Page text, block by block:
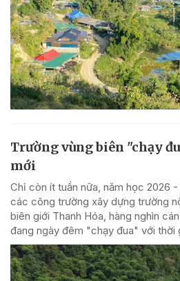
Trường vùng biên "chạy
mới
Chỉ còn ít tuần nữa, năm học 2026
các công trường xây dựng trường
biên giới Thanh Hóa, hàng nghìn
đang ngày đêm "chạy đua" với thời